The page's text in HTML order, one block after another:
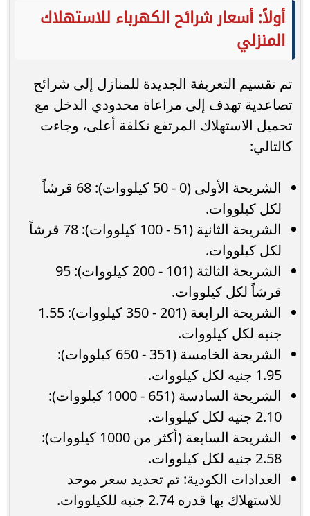
أولاً: أسعار شرائح الكهرباء للاستهلاك
المنزلي
تم تقسيم التعريفة الجديدة للمنازل إلى شرائح
تصاعدية تهدف إلى مراعاة محدودي الدخل مع
تحميل الاستهلاك المرتفع تكلفة أعلى، وجاءت
كالتالي:
الشريحة الأولى (0 - 50 كيلووات): 68 قرشاً
لكل كيلووات.
الشريحة الثانية (51 - 100 كيلووات): 78 قرشاً
لكل كيلووات.
الشريحة الثالثة (101 - 200 كيلووات): 95
قرشاً لكل كيلووات.
الشريحة الرابعة (201 - 350 كيلووات): 1.55
جنيه لكل كيلووات.
الشريحة الخامسة (351 - 650 كيلووات):
1.95 جنيه لكل كيلووات.
الشريحة السادسة (651 - 1000 كيلووات):
2.10 جنيه لكل كيلووات.
الشريحة السابعة (أكثر من 1000 كيلووات):
2.58 جنيه لكل كيلووات.
العدادات الكودية: تم تحديد سعر موحد
للاستهلاك بها قدره 2.74 جنيه للكيلووات.